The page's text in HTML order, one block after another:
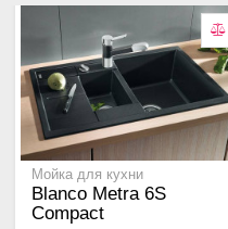
Мойка для кухни
Blanco Metra 6S
Compact